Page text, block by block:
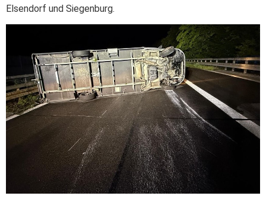
Elsendorf und Siegenburg.